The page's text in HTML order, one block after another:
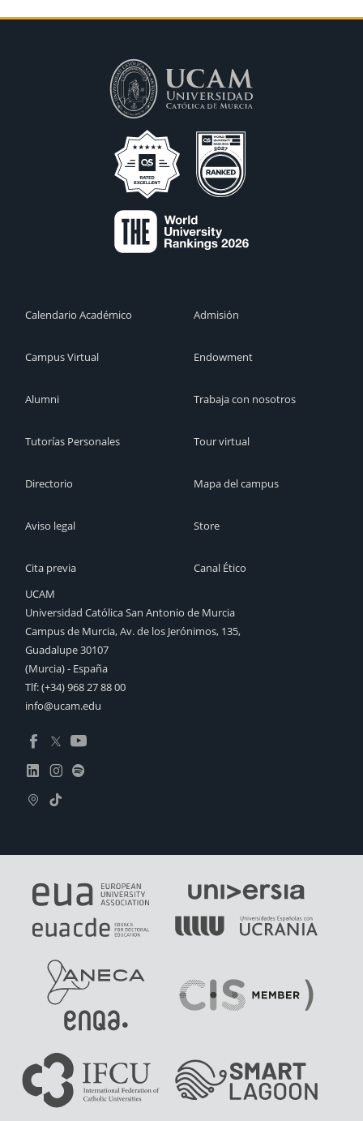
Calendario Académico
Campus Virtual
Alumni
Tutorías Personales
Directorio
Aviso legal
Cita previa
Admisión
Endowment
Trabaja con nosotros
Tour virtual
Mapa del campus
Store
Canal Ético
UCAM
Universidad Católica San Antonio de Murcia
Campus de Murcia, Av. de los Jerónimos, 135,
Guadalupe 30107
(Murcia) - España
Tlf:(+34) 968 27 88 00
info@ucam.edu